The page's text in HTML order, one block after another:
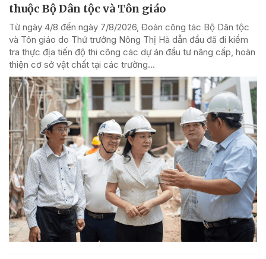
thuộc Bộ Dân tộc và Tôn giáo
Từ ngày 4/8 đến ngày 7/8/2026, Đoàn công tác Bộ Dân tộc
và Tôn giáo do Thứ trưởng Nông Thị Hà dẫn đầu đã đi kiểm
tra thực địa tiến độ thi công các dự án đầu tư nâng cấp, hoàn
thiện cơ sở vật chất tại các trường...